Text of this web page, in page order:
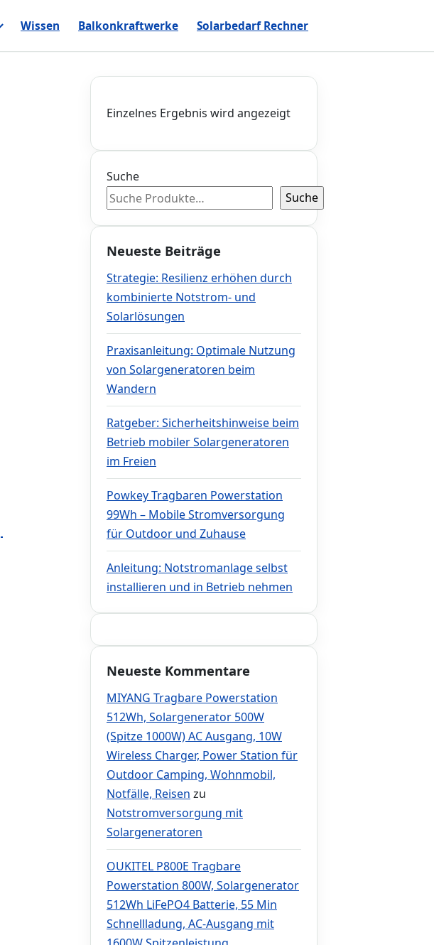
Wissen Balkonkraftwerke Solarbedarf Rechner
Einzelnes Ergebnis wird angezeigt
Suche
Suche
Neueste Beiträge
Strategie: Resilienz erhöhen durch
kombinierte Notstrom- und
Solarlösungen
Praxisanleitung: Optimale Nutzung
von Solargeneratoren beim
Wandern
Ratgeber: Sicherheitshinweise beim
Betrieb mobiler Solargeneratoren
im Freien
Powkey Tragbaren Powerstation
99Wh – Mobile Stromversorgung
für Outdoor und Zuhause
Anleitung: Notstromanlage selbst
installieren und in Betrieb nehmen
Neueste Kommentare
MIYANG Tragbare Powerstation
512Wh, Solargenerator 500W
(Spitze 1000W) AC Ausgang, 10W
Wireless Charger, Power Station für
Outdoor Camping, Wohnmobil,
Notfälle, Reisen zu
Notstromversorgung mit
Solargeneratoren
OUKITEL P800E Tragbare
Powerstation 800W, Solargenerator
512Wh LiFePO4 Batterie, 55 Min
Schnellladung, AC-Ausgang mit